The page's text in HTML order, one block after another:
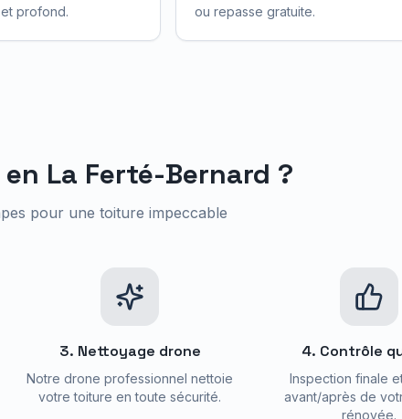
profond.
ou repasse gratuite.
La Ferté-Bernard ?
pour une toiture impeccable
3. Nettoyage drone
Notre drone professionnel nettoie
votre toiture en toute sécurité.
4. Contrôle
Inspection finale
avant/après de
rénovée.